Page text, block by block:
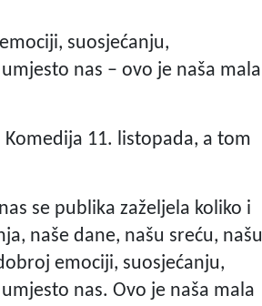
suosjećanju,
nas – ovo je naša mala
11. listopada, a tom
se publika zaželjela koliko i
naše dane, našu sreću, našu
emociji, suosjećanju,
nas. Ovo je naša mala